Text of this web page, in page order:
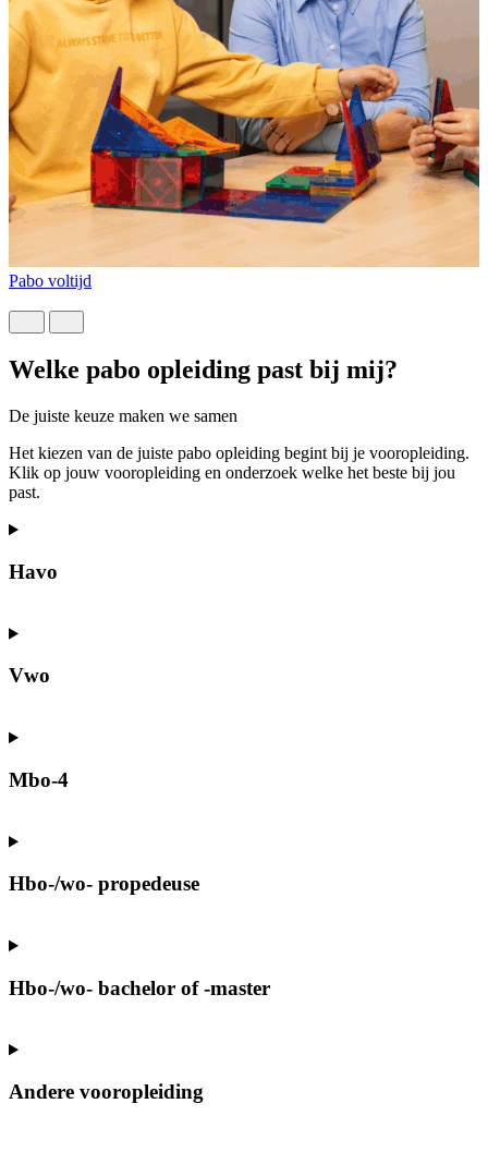
Pabo voltijd
Welke pabo opleiding past bij mij?
De juiste keuze maken we samen
Het kiezen van de juiste pabo opleiding begint bij je vooropleiding.
Klik op jouw vooropleiding en onderzoek welke het beste bij jou
past.
Havo
Vwo
Mbo-4
Hbo-/wo- propedeuse
Hbo-/wo- bachelor of -master
Andere vooropleiding